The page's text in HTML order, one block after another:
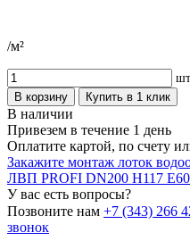
/м²
шт
В корзину
Купить в 1 клик
В наличии
Привезем в течение 1 день
Оплатите картой, по счету
Закажите монтаж лоток
ЛВП PROFI DN200 H117
У вас есть вопросы?
Позвоните нам +7 (343) 266
звонок